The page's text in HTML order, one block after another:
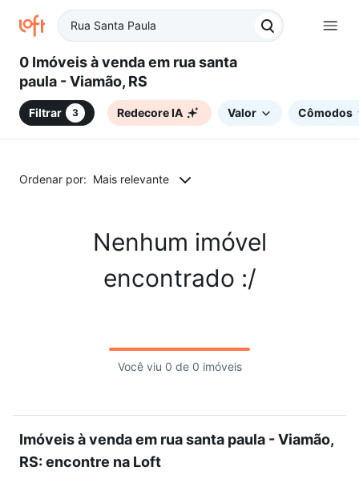
0 Imóveis à venda em rua santa
paula - Viamão, RS
Filtrar 3 Redecore IA Valor Cômodos
Ordenar por: Mais relevante
Nenhum imóvel
encontrado :/
Você viu 0 de 0 imóveis
Imóveis à venda em rua santa paula - Viamão,
RS: encontre na Loft